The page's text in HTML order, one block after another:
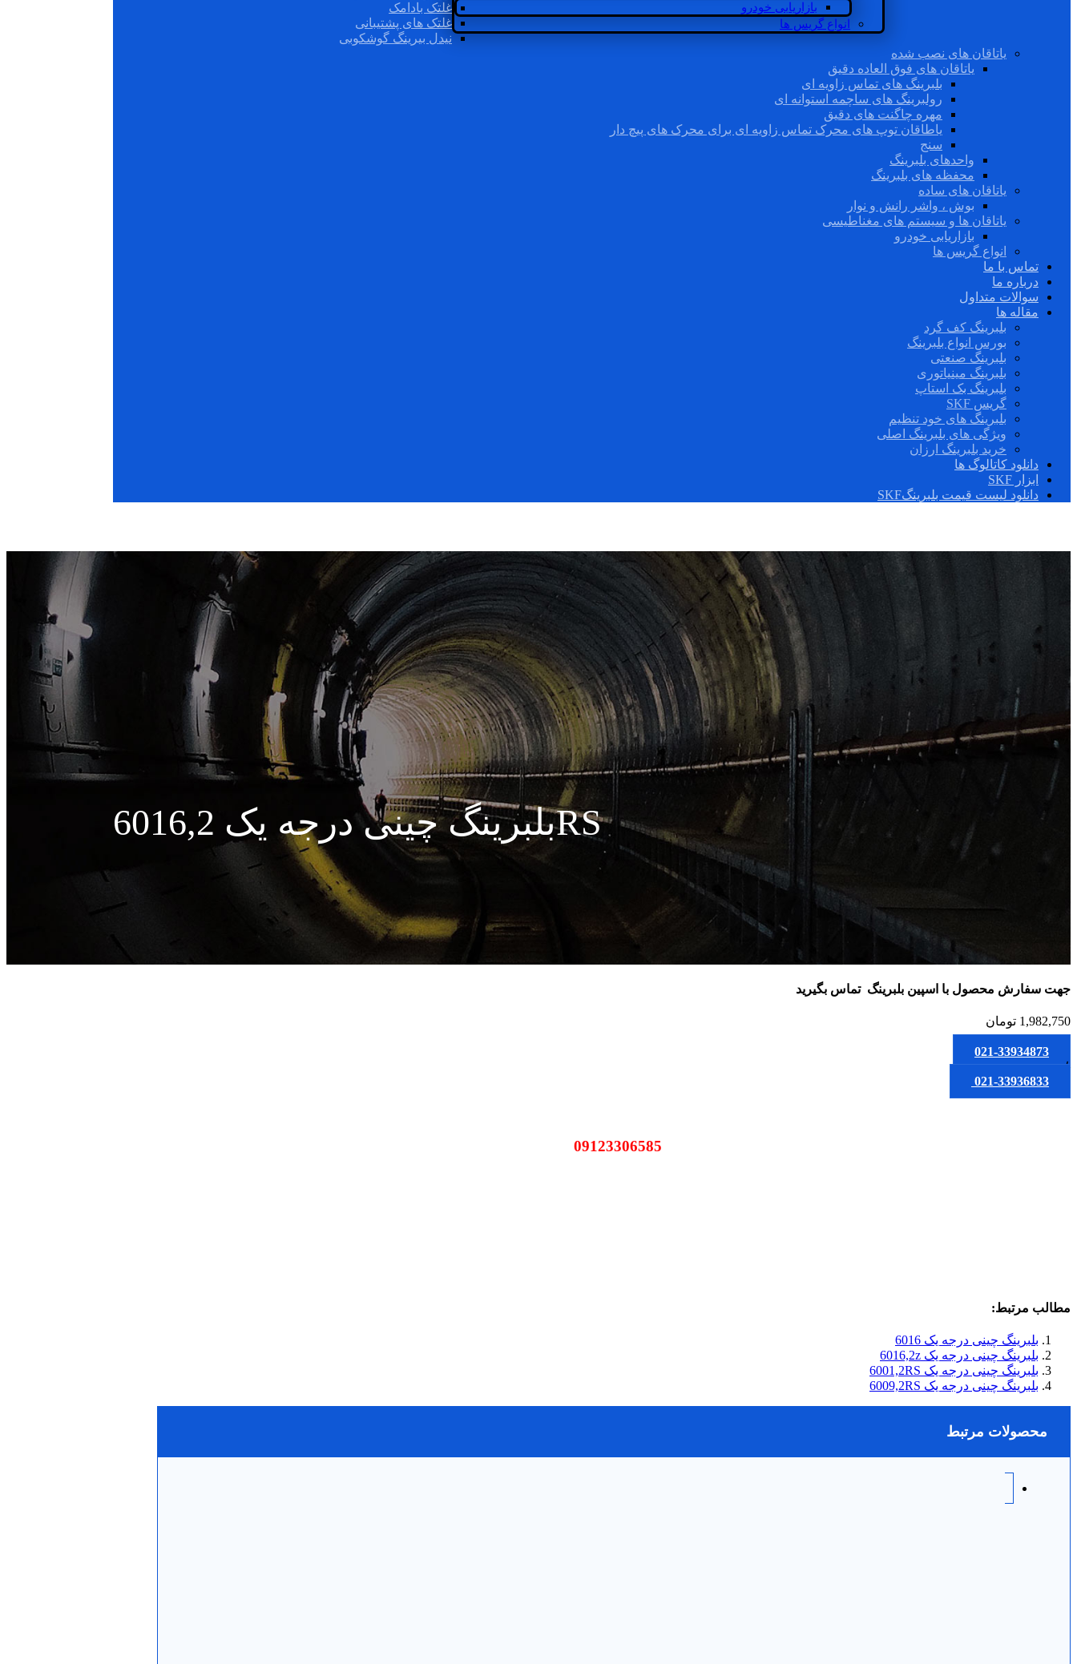
بازاریابی خودرو
انواع گریس ها
غلتک بادامک
غلتک های پشتیبانی
نیدل بیرینگ گوشکوبی
یاتاقان های نصب شده
یاتاقان های فوق العاده دقیق
بلبرینگ های تماس زاویه ای
رولبرینگ های ساچمه استوانه ای
مهره چاگنت های دقیق
یاطاقان توپ های محرک تماس زاویه ای برای محرک های پیچ دار
سنج
واحدهای بلبرینگ
محفظه های بلبرینگ
یاتاقان های ساده
بوش ، واشر رانش و نوار
یاتاقان ها و سیستم های مغناطیسی
بازاریابی خودرو
انواع گریس ها
تماس با ما
درباره ما
سوالات متداول
مقاله ها
بلبرینگ کف گرد
بورس انواع بلبرینگ
بلبرینگ صنعتی
بلبرینگ مینیاتوری
بلبرینگ بک استاپ
گریس SKF
بلبرینگ های خود تنظیم
ویژگی های بلبرینگ اصلی
خرید بلبرینگ ارزان
دانلود کاتالوگ ها
ابزار SKF
دانلود لیست قیمت بلبرینگSKF
بلبرینگ چینی درجه یک 6016,2RS
جهت سفارش محصول با اسپین بلبرینگ تماس بگیرید
1,982,750 تومان
021-33934873
یا
021-33936833
مطالب مرتبط:
بلبرینگ چینی درجه یک 6016
بلبرینگ چینی درجه یک 6016,2z
بلبرینگ چینی درجه یک 6001,2RS
بلبرینگ چینی درجه یک 6009,2RS
محصولات مرتبط